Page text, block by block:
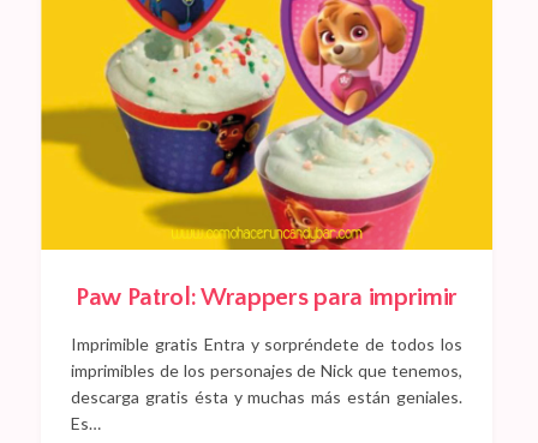
Paw Patrol: Wrappers para imprimir
Imprimible gratis Entra y sorpréndete de todos los
imprimibles de los personajes de Nick que tenemos,
descarga gratis ésta y muchas más están geniales.
Es…